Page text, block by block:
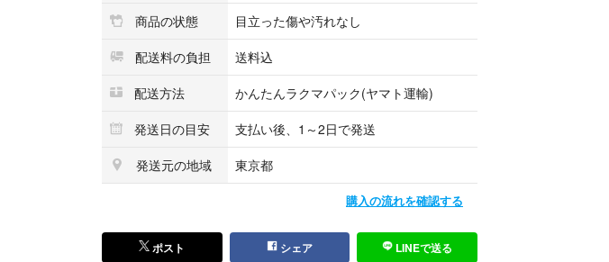
商品の状態
目立った傷や汚れなし
配送料の負担
送料込
配送方法
かんたんラクマパック(ヤマト運輸)
発送日の目安
支払い後、1～2日で発送
発送元の地域
東京都
購入の流れを確認する
ポスト シェア LINEで送る